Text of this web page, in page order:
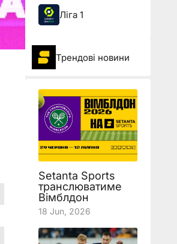
Ліга 1
Трендові новини
Setanta Sports
транслюватиме
Вімблдон
18 Jun, 2026